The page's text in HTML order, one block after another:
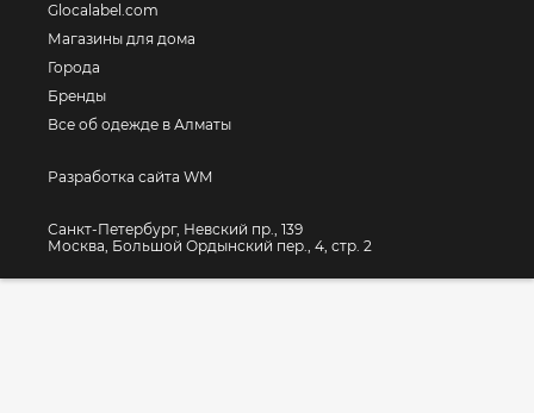
Glocalabel.com
Магазины для дома
Города
Бренды
Все об одежде в Алматы
Разработка сайта WM
Санкт-Петербург, Невский пр., 139
Москва, Большой Ордынский пер., 4, стр. 2